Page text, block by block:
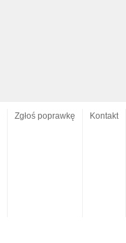
Zgłoś poprawkę Kontakt